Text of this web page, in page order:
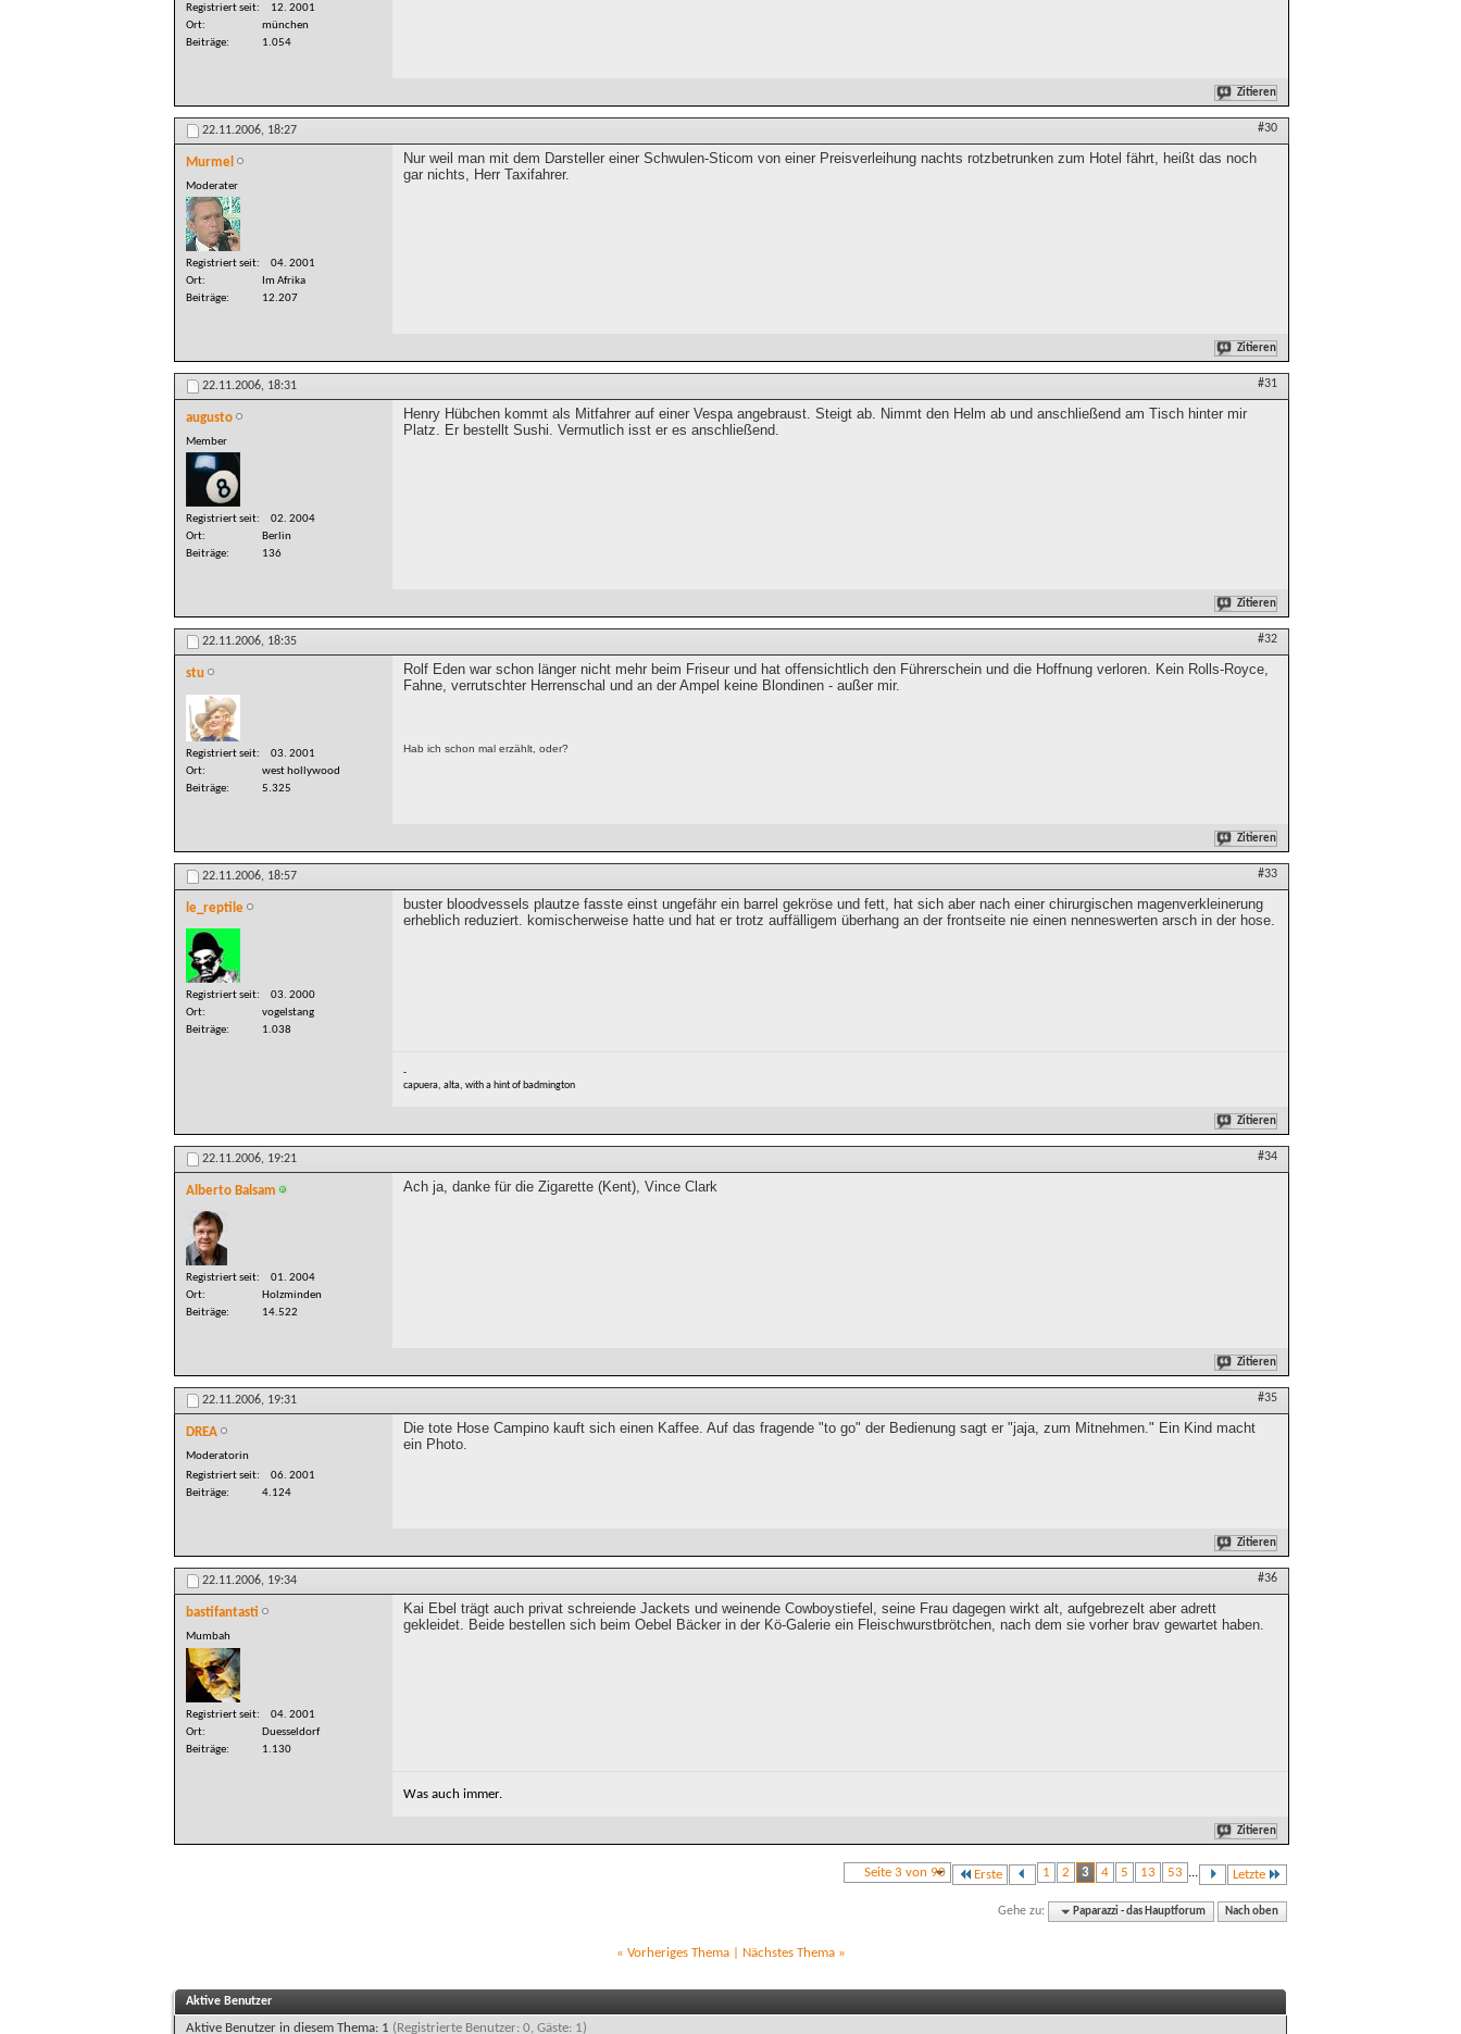
Registriert seit
12. 2001
Ort
münchen
Beiträge
1.054
Zitieren
22.11.2006, 18:27 #30
Murmel
Moderater
Registriert seit
04. 2001
Ort
Im Afrika
Beiträge
12.207
Nur weil man mit dem Darsteller einer Schwulen-Sticom von einer Preisverleihung nachts rotzbetrunken zum Hotel fährt, heißt das noch
gar nichts, Herr Taxifahrer.
Zitieren
22.11.2006, 18:31 #31
augusto
Member
Registriert seit
02. 2004
Ort
Berlin
Beiträge
136
Henry Hübchen kommt als Mitfahrer auf einer Vespa angebraust. Steigt ab. Nimmt den Helm ab und anschließend am Tisch hinter mir
Platz. Er bestellt Sushi. Vermutlich isst er es anschließend.
Zitieren
22.11.2006, 18:35 #32
stu
Registriert seit
03. 2001
Ort
west hollywood
Beiträge
5.325
Rolf Eden war schon länger nicht mehr beim Friseur und hat offensichtlich den Führerschein und die Hoffnung verloren. Kein Rolls-Royce,
Fahne, verrutschter Herrenschal und an der Ampel keine Blondinen - außer mir.
Hab ich schon mal erzählt, oder?
Zitieren
22.11.2006, 18:57 #33
le_reptile
Registriert seit
03. 2000
Ort
vogelstang
Beiträge
1.038
buster bloodvessels plautze fasste einst ungefähr ein barrel gekröse und fett, hat sich aber nach einer chirurgischen magenverkleinerung
erheblich reduziert. komischerweise hatte und hat er trotz auffälligem überhang an der frontseite nie einen nenneswerten arsch in der hose.
-
capuera, alta, with a hint of badmington
Zitieren
22.11.2006, 19:21 #34
Alberto Balsam
Registriert seit
01. 2004
Ort
Holzminden
Beiträge
14.522
Ach ja, danke für die Zigarette (Kent), Vince Clark
Zitieren
22.11.2006, 19:31 #35
DREA
Moderatorin
Registriert seit
06. 2001
Beiträge
4.124
Die tote Hose Campino kauft sich einen Kaffee. Auf das fragende "to go" der Bedienung sagt er "jaja, zum Mitnehmen." Ein Kind macht
ein Photo.
Zitieren
22.11.2006, 19:34 #36
bastifantasti
Mumbah
Registriert seit
04. 2001
Ort
Duesseldorf
Beiträge
1.130
Kai Ebel trägt auch privat schreiende Jackets und weinende Cowboystiefel, seine Frau dagegen wirkt alt, aufgebrezelt aber adrett
gekleidet. Beide bestellen sich beim Oebel Bäcker in der Kö-Galerie ein Fleischwurstbrötchen, nach dem sie vorher brav gewartet haben.
Was auch immer.
Zitieren
Seite 3 von 90 Erste 1 2 3 4 5 13 53 ... Letzte
Gehe zu: Paparazzi - das Hauptforum Nach oben
« Vorheriges Thema| Nächstes Thema »
Aktive Benutzer
Aktive Benutzer in diesem Thema: 1 (Registrierte Benutzer: 0, Gäste: 1)